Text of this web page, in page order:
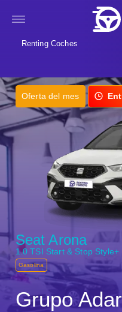
Renting Coches
Oferta del mes
Seat Arona
1.0 TSI Start & Stop Style+
Gasolina
Grupo